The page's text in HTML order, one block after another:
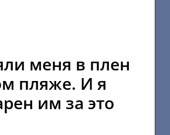
меня в плен
пляже. И я
им за это